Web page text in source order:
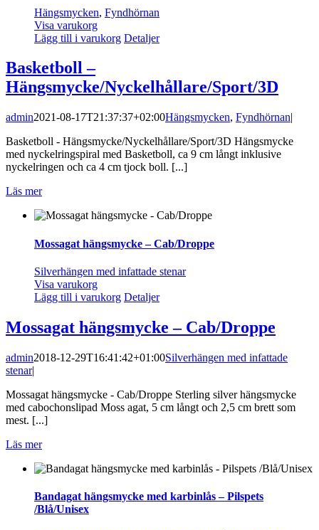
Hängsmycken, Fyndhörnan
Visa varukorg
Lägg till i varukorg Detaljer
Basketboll –
Hängsmycke/Nyckelhållare/Sport/3D
admin2021-08-17T21:37:37+02:00Hängsmycken, Fyndhörnan|
Basketboll - Hängsmycke/Nyckelhållare/Sport/3D Hängsmycke
med nyckelringspiral med Basketboll, ca 9 cm långt inklusive
nyckelringen och ca 4 cm tjock boll. [...]
Läs mer
Mossagat hängsmycke – Cab/Droppe
Silverhängen med infattade stenar
Visa varukorg
Lägg till i varukorg Detaljer
Mossagat hängsmycke – Cab/Droppe
admin2018-12-29T16:41:42+01:00Silverhängen med infattade
stenar|
Mossagat hängsmycke - Cab/Droppe Sterling silver hängsmycke
med cabochonslipad Moss agat, 5 cm långt och 2,5 cm brett som
mest. [...]
Läs mer
Bandagat hängsmycke med karbinlås – Pilspets
/Blå/Unisex